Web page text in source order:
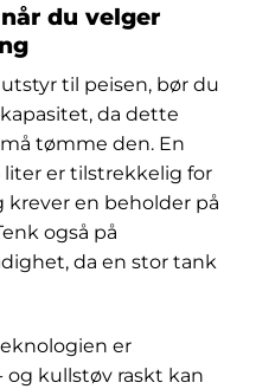
du velger
til peisen, bør du
da dette
tømme den. En
liter er tilstrekkelig for
krever en beholder på
også på
da en stor tank
er
og kullstøv raskt kan